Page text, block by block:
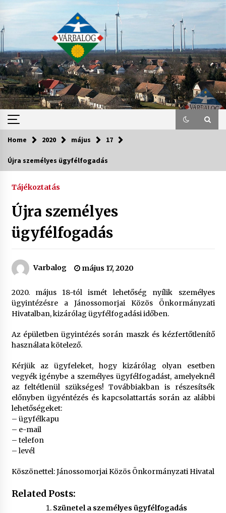
content
Home 2020 május 17
Újra személyes ügyfélfogadás
Tájékoztatás
Újra személyes
ügyfélfogadás
Varbalog május 17, 2020
2020. május 18-tól ismét lehetőség nyílik személyes
ügyintézésre a Jánossomorjai Közös Önkormányzati
Hivatalban, kizárólag ügyfélfogadási időben.
Az épületben ügyintézés során maszk és kézfertőtlenítő
használata kötelező.
Kérjük az ügyfeleket, hogy kizárólag olyan esetben
vegyék igénybe a személyes ügyfélfogadást, amelyeknél
az feltétlenül szükséges! Továbbiakban is részesítsék
előnyben ügyéntézés és kapcsolattartás során az alábbi
lehetőségeket:
– ügyfélkapu
– e-mail
– telefon
– levél
Köszönettel: Jánossomorjai Közös Önkormányzati Hivatal
Related Posts:
Szünetel a személyes ügyfélfogadás